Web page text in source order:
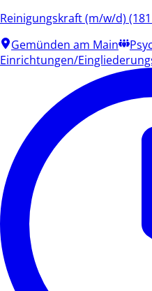
Reinigungskraft (m/w/d)
Gemünden am Main
Einrichtungen/